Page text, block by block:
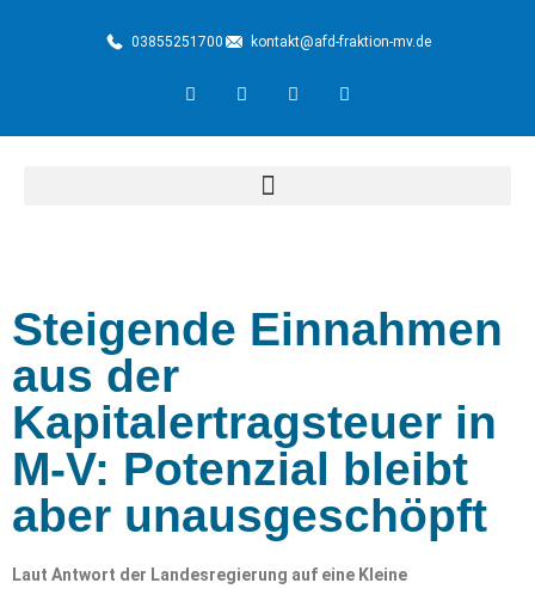
03855251700 kontakt@afd-fraktion-mv.de
Steigende Einnahmen
aus der
Kapitalertragsteuer in
M-V: Potenzial bleibt
aber unausgeschöpft
Laut Antwort der Landesregierung auf eine Kleine